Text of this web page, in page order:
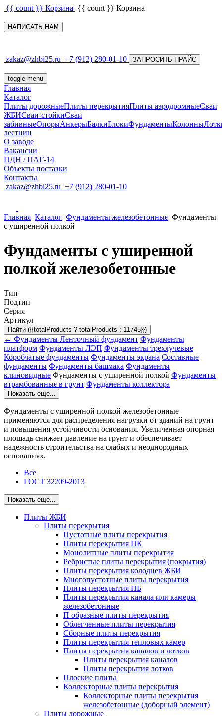
{{ count }} Корзина {{ count }} Корзина
НАПИСАТЬ НАМ
zakaz@zhbi25.ru +7 (912) 280-01-10 ЗАПРОСИТЬ ПРАЙС
toggle menu
Главная
Каталог
Плиты дорожныеПлиты перекрытияПлиты аэродромныеСваи
ЖБИСваи-стойкиСваи
забивныеОпорыАнкерыБалкиБлокиФундаментыКолонны
лестниц
О заводе
Вакансии
ПДН / ПАГ-14
Объекты поставки
Контакты
zakaz@zhbi25.ru +7 (912) 280-01-10
Главная Каталог Фундаменты железобетонные Фундаменты
с уширенной полкой
Фундаменты с уширенной
полкой железобетонные
Тип
Подтип
Серия
Артикул
Найти ({{totalProducts ? totalProducts : 11745}})
← Фундаменты Ленточный фундамент Фундаменты
платформ Фундаменты ЛЭП Фундаменты трехлучевые
Коробчатые фундаменты Фундаменты экрана Составные
фундаменты Фундаменты башмака Фундаменты
клиновидные Фундаменты с уширенной полкой Фундаменты
втрамбованные в грунт Фундаменты коллектора
Показать еще...
Фундаменты с уширенной полкой железобетонные
применяются для распределения нагрузки от зданий на грунт
и повышения устойчивости основания. Увеличенная опорная
площадь снижает давление на грунт и обеспечивает
надежность строительства на слабых и неоднородных
основаниях.
Все
ГОСТ 32209-2013
Показать еще...
Плиты ЖБИ
Плиты перекрытия
Пустотные плиты перекрытия
Плиты перекрытия ПК
Монолитные плиты перекрытия
Ребристые плиты перекрытия (покрытия)
Плиты перекрытия колодцев ЖБИ
Многопустотные плиты перекрытия
Плиты перекрытия ПБ
Плиты перекрытия канала или камеры
железобетонные
П образные плиты перекрытия
Облегченные плиты перекрытия
Сборные плиты перекрытия
Плиты перекрытия тепловых камер
Плиты перекрытия каналов и лотков
Плиты перекрытия каналов
Плиты перекрытия лотков
Плоские плиты
Коллекторные плиты перекрытия
Коллекторные плиты перекрытия
железобетонные (доборный элемент)
Плиты дорожные